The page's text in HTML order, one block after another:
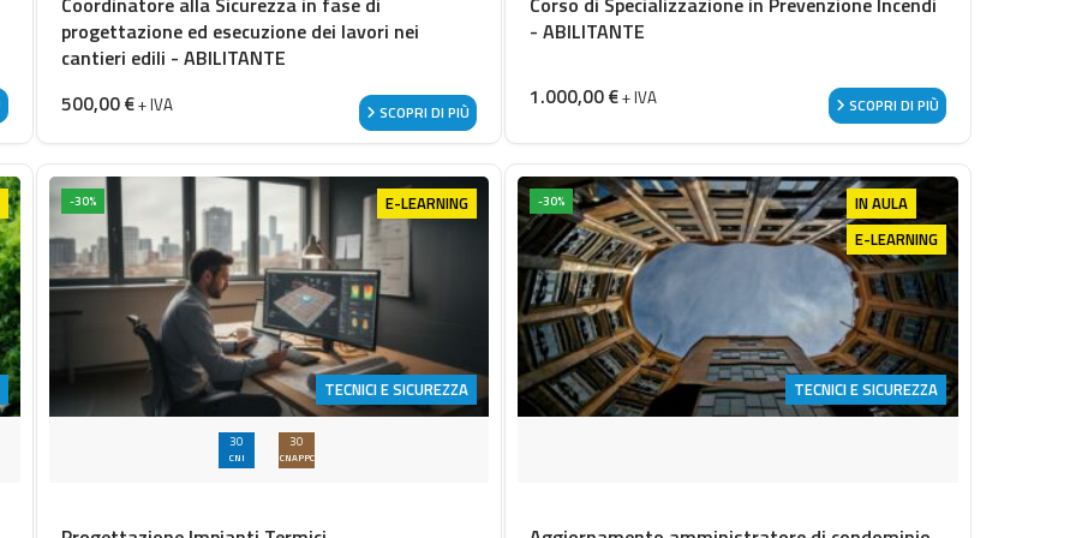
progettazione ed esecuzione dei lavori nei
cantieri edili - ABILITANTE
500,00€+ IVA SCOPRI DI PIÙ
- ABILITANTE
1.000,00€+ IVA SCOPRI DI PIÙ
-30% E-LEARNING
TECNICI E SICUREZZA
30
CNI
30
CNAPPC
-30%
IN AULA
E-LEARNING
TECNICI E SICUREZZA